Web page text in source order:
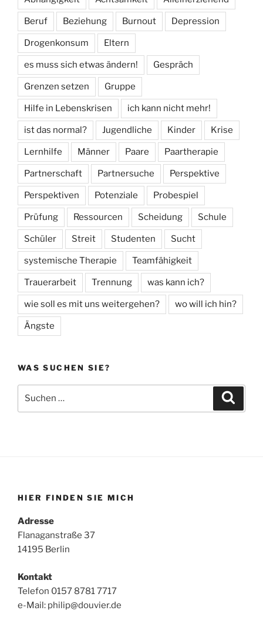
Beruf Beziehung Burnout Depression
Drogenkonsum Eltern
es muss sich etwas ändern! Gespräch
Grenzen setzen Gruppe
Hilfe in Lebenskrisen ich kann nicht mehr!
ist das normal? Jugendliche Kinder Krise
Lernhilfe Männer Paare Paartherapie
Partnerschaft Partnersuche Perspektive
Perspektiven Potenziale Probespiel
Prüfung Ressourcen Scheidung Schule
Schüler Streit Studenten Sucht
systemische Therapie Teamfähigkeit
Trauerarbeit Trennung was kann ich?
wie soll es mit uns weitergehen? wo will ich hin?
Ängste
WAS SUCHEN SIE?
nach:
HIER FINDEN SIE MICH
Adresse
Flanaganstraße 37
14195 Berlin
Kontakt
Telefon 0157 8781 7717
e-Mail: philip@douvier.de